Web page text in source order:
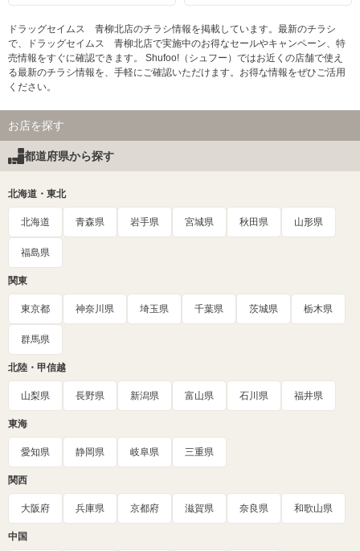
ドラッグセイムス 青柳北店のチラシ情報を掲載しています。最新のチラシ
で、ドラッグセイムス 青柳北店で実施中のお得なセールやキャンペーン、特
売情報をすぐに確認できます。 Shufoo!（シュフー）ではお近くの店舗で使え
る最新のチラシ情報を、手軽にご確認いただけます。お得な情報をぜひご活用
ください。
お店を探す
都道府県から探す
北海道・東北
北海道 青森県 岩手県 宮城県 秋田県 山形県
福島県
関東
東京都 神奈川県 埼玉県 千葉県 茨城県 栃木県
群馬県
北陸・甲信越
山梨県 長野県 新潟県 富山県 石川県 福井県
東海
愛知県 静岡県 岐阜県 三重県
関西
大阪府 兵庫県 京都府 滋賀県 奈良県 和歌山県
中国